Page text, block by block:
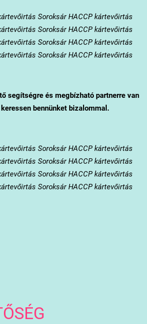
Soroksár HACCP kártevőirtás
Soroksár HACCP kártevőirtás
Soroksár HACCP kártevőirtás
Soroksár HACCP kártevőirtás
segítségre és megbízható partnerre van
bennünket bizalommal.
Soroksár HACCP kártevőirtás
Soroksár HACCP kártevőirtás
Soroksár HACCP kártevőirtás
Soroksár HACCP kártevőirtás